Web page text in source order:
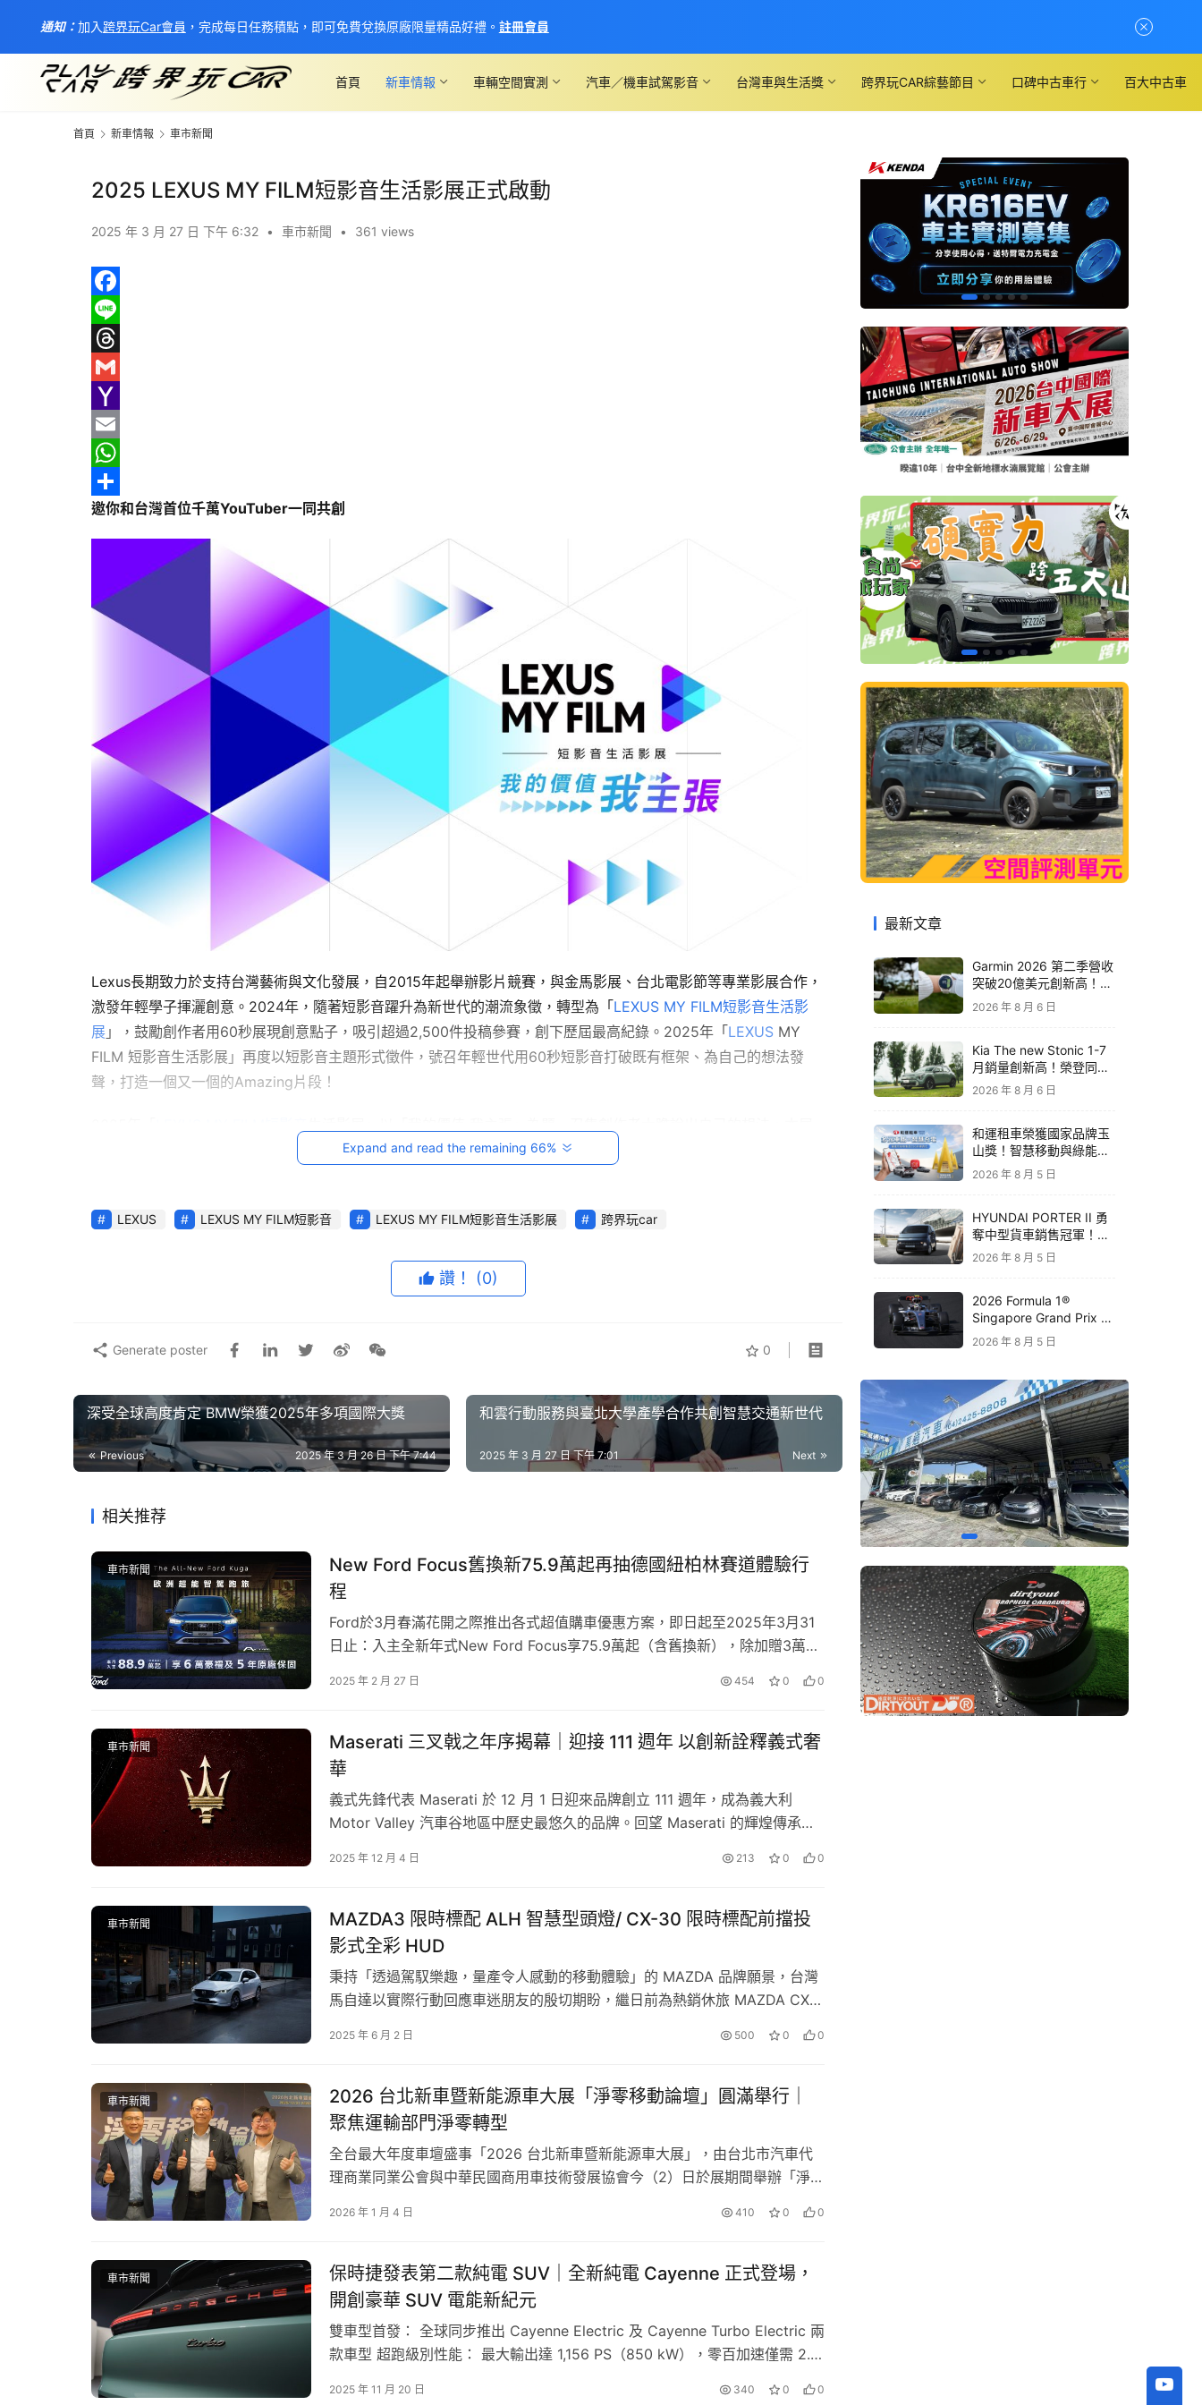
首頁 新車情報 車輛空間實測 汽車／機車試駕影音 台灣車與生活獎 跨界玩CAR綜藝節目 口碑中古車行 百大中古車
首頁 新車情報 車市新聞
2025 LEXUS MY FILM短影音生活影展正式啟動
2025 年 3 月 27 日 下午 6:32 • 車市新聞 • 361 views
F
a
c
b
o
o
k
L
e
T
r
e
a
d
s
G
m
a
l
Y
a
h
o
o
E
m
a
i
W
h
a
分
享
邀你和台灣首位千萬YouTuber一同共創
Lexus長期致力於支持台灣藝術與文化發展，自2015年起舉辦影片競賽，與金馬影展、台北電影節等專業影展合作，
激發年輕學子揮灑創意。2024年，隨著短影音躍升為新世代的潮流象徵，轉型為「LEXUS MY FILM短影音生活影
展 」，鼓勵創作者用60秒展現創意點子，吸引超過2,500件投稿參賽，創下歷屆最高紀錄。2025年「 LEXUS MY
FILM 短影音生活影展」再度以短影音主題形式徵件，號召年輕世代用60秒短影音打破既有框架、為自己的想法發
聲，打造一個又一個的Amazing片段！
共有三大徵件主題：「關於社會 我發聲」攜手時事議題評論家兼百萬人氣YouTuber志祺七七，號召大家為自己相信
三位多元領域職人組成的評審團，將會以獨到的視角評選出優秀入圍者與最終得主，並擔任導師帶領得獎者一同創
為鼓勵新世代大膽創作，本屆活動獎項共4大獎、7名得主，獎金共達35萬元。獎項包括3大主題各選出1名的
「LEXUS最具主張獎」
（3名）、以獨樹一格的創意壓倒群雄的「Amazing創意獎」（2名）、專為激勵在學學生所
設置的「LEXUS新創獎」（1名），與獻給最能引領數位社群潮流的「LEXUS社群人氣獎」（1名）等，得獎者可以各
獲頒新台幣5萬元豐厚獎金，最具主張獎的3名得主更能獲得與評審導師互動交流，進行短影音創作的難得機會。60
樣設置「參賽幸運獎」（10名），參與活動投稿，即有機會獲得禮品*，為創作之路注入更多能量！
2025年LEXUS MY FILM活動即日起正式開跑，創作的議題可以是生活每個面向、知識議題傳遞抑或是自我挑戰與冒
險，Lexus邀請大家一同創作，以多元而豐富的視角，踏出探索世界的第一步，在60秒中展現新生代的主張與價值，
正與Lexus不斷追求驚艷生活風格的態度不謀而合。Lexus邀你勇敢記錄想說的、想做的，讓世界看到你獨一無二的
那一面。「我的價值 我主張」，現在就按下拍攝鍵，以你的Amazing視角拍出豐厚獎金，抓住與3位評審導師共同創
*禮品恕不挑選，敬請見諒。
【2025 LEXUS MY FILM短影音生活影展 活動資訊】
■ 活動主題：我的價值 我主張
■ 徵件期間：2025/3/27(四) – 2025/5/25(日)
■ 作品規範：1分鐘（60秒）內直式短影音，拍攝工具與影片類型均不限
■ 參賽資格：無年齡與國籍限制
■ 詳細辦法請上LEXUS MY FILM活動官網（ https://www.lexus.com.tw/lexusmyfilm/
Expand and read the remaining 66%
LEXUS LEXUS MY FILM短影音 LEXUS MY FILM短影音生活影展 跨界玩car
讚！ (0)
0
Generate poster
深受全球高度肯定 BMW榮獲2025年多項國際大獎
Previous 2025 年 3 月 26 日 下午 7:44
和雲行動服務與臺北大學產學合作共創智慧交通新世代
Next
2025 年 3 月 27 日 下午 7:01
相关推荐
車市新聞
New Ford Focus舊換新75.9萬起再抽德國紐柏林賽道體驗行
程
Ford於3月春滿花開之際推出各式超值購車優惠方案，即日起至2025年3月31
日止：入主全新年式New Ford Focus享75.9萬起（含舊換新），除加贈3萬元
The All-New Ford Kuga全車系88.9萬元起（含舊換新），享6萬豪禮[2]，包
2025 年 2 月 27 日 454 0 0
車市新聞
Maserati 三叉戟之年序揭幕｜迎接 111 週年 以創新詮釋義式奢
華
義式先鋒代表 Maserati 於 12 月 1 日迎來品牌創立 111 週年，成為義大利
Motor Valley 汽車谷地區中歷史最悠久的品牌。回望 Maserati 的輝煌傳承，
奪級別冠軍。自此，海神波賽頓的三叉戟象徵與義式性能緊密相連，成就品牌
2025 年 12 月 4 日 213 0 0
車市新聞
MAZDA3 限時標配 ALH 智慧型頭燈/ CX-30 限時標配前擋投
影式全彩 HUD
秉持「透過駕馭樂趣，量產令人感動的移動體驗」的 MAZDA 品牌願景，台灣
馬自達以實際行動回應車迷朋友的殷切期盼，繼日前為熱銷休旅 MAZDA CX-5
場標配雙前座導流式通風真皮座椅及高階 BOSE® 環繞音響，不只為競爭白熱
2025 年 6 月 2 日 500 0 0
車市新聞
2026 台北新車暨新能源車大展「淨零移動論壇」圓滿舉行｜
聚焦運輸部門淨零轉型
全台最大年度車壇盛事「2026 台北新車暨新能源車大展」，由台北市汽車代
理商業同業公會與中華民國商用車技術發展協會今（2）日於展期間舉辦「淨零
堂，從政策、技術到產業實務面，深入探討運輸部門邁向淨零排放的關鍵策略
論壇…
2026 年 1 月 4 日 410 0 0
車市新聞
保時捷發表第二款純電 SUV｜全新純電 Cayenne 正式登場，
開創豪華 SUV 電能新紀元
雙車型首發： 全球同步推出 Cayenne Electric 及 Cayenne Turbo Electric 兩
款車型 超跑級別性能： 最大輸出達 1,156 PS（850 kW），零百加速僅需 2.5
功率達 400 kW4，WLTP 續航里程最高可達 642 公里 升級駕馭…
2025 年 11 月 20 日 340 0 0
最新文章
Garmin 2026 第二季營收
突破20億美元創新高！收
購 TrainingPeaks、
TrainHeroic 擴展智慧訓
2026 年 8 月 6 日
Kia The new Stonic 1-7
月銷量創新高！榮登同級
進口車銷售亞軍｜79.9萬
2026 年 8 月 6 日
和運租車榮獲國家品牌玉
山獎！智慧移動與綠能創
新 打造低碳永續新價值
2026 年 8 月 5 日
HYUNDAI PORTER II 勇
奪中型貨車銷售冠軍！
STARIA 月付 6,999 元領
2026 年 8 月 5 日
2026 Formula 1®
Singapore Grand Prix 新
加坡大獎賽｜Audi 極速之
旅開放報名 直擊夜間街道
2026 年 8 月 5 日
通知：加入 跨界玩Car會員 ，完成每日任務積點，即可免費兌換原廠限量精品好禮。 註冊會員